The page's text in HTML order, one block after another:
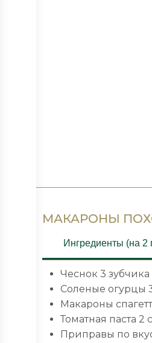
МАКАРОНЫ
Ингредиенты (на 2
Чеснок 3 зубчика
Соленые огурцы
Макароны
Томатная паста 2
Приправы по